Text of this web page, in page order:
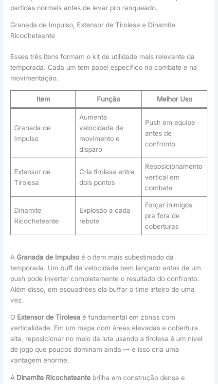
partidas normais antes de levar pro ranqueado.
Granada de Impulso, Extensor de Tirolesa e Dinamite
Ricocheteante
Esses três itens formam o kit de utilidade mais relevante da
temporada. Cada um tem papel específico no combate e na
movimentação.
Item Função Melhor Uso
Granada de
Impulso
Aumenta
velocidade de
movimento e
disparo
Push em equipe
antes de
confronto
Extensor de
Tirolesa
Cria tirolesa entre
dois pontos
Reposicionamento
vertical em
combate
Dinamite
Ricocheteante
Explosão a cada
rebote
Forçar inimigos
pra fora de
coberturas
A Granada de Impulso é o item mais subestimado da
temporada. Um buff de velocidade bem lançado antes de um
push pode inverter completamente o resultado do confronto.
Além disso, em esquadrões ela buffar o time inteiro de uma
vez.
O Extensor de Tirolesa é fundamental em zonas com
verticalidade. Em um mapa com áreas elevadas e cobertura
alta, reposicionar no meio da luta usando a tirolesa é um nível
de jogo que poucos dominam ainda — e isso cria uma
vantagem enorme.
A Dinamite Ricocheteante brilha em construção densa e